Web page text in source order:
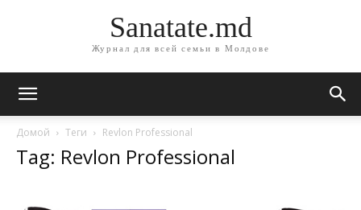
Sanatate.md
Журнал для всей семьи в Молдове
Домой Теги Revlon Professional
Tag: Revlon Professional